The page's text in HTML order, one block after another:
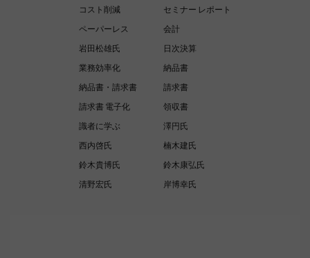
コスト削減
セミナー レポート
ペーパーレス
会計
岩田松雄氏
日次決算
業務効率化
納品書
納品書・請求書
請求書
請求書 電子化
領収書
識者に学ぶ
澤円氏
西内啓氏
楠木建氏
鈴木貴博氏
鈴木康弘氏
清野宏氏
岸博幸氏